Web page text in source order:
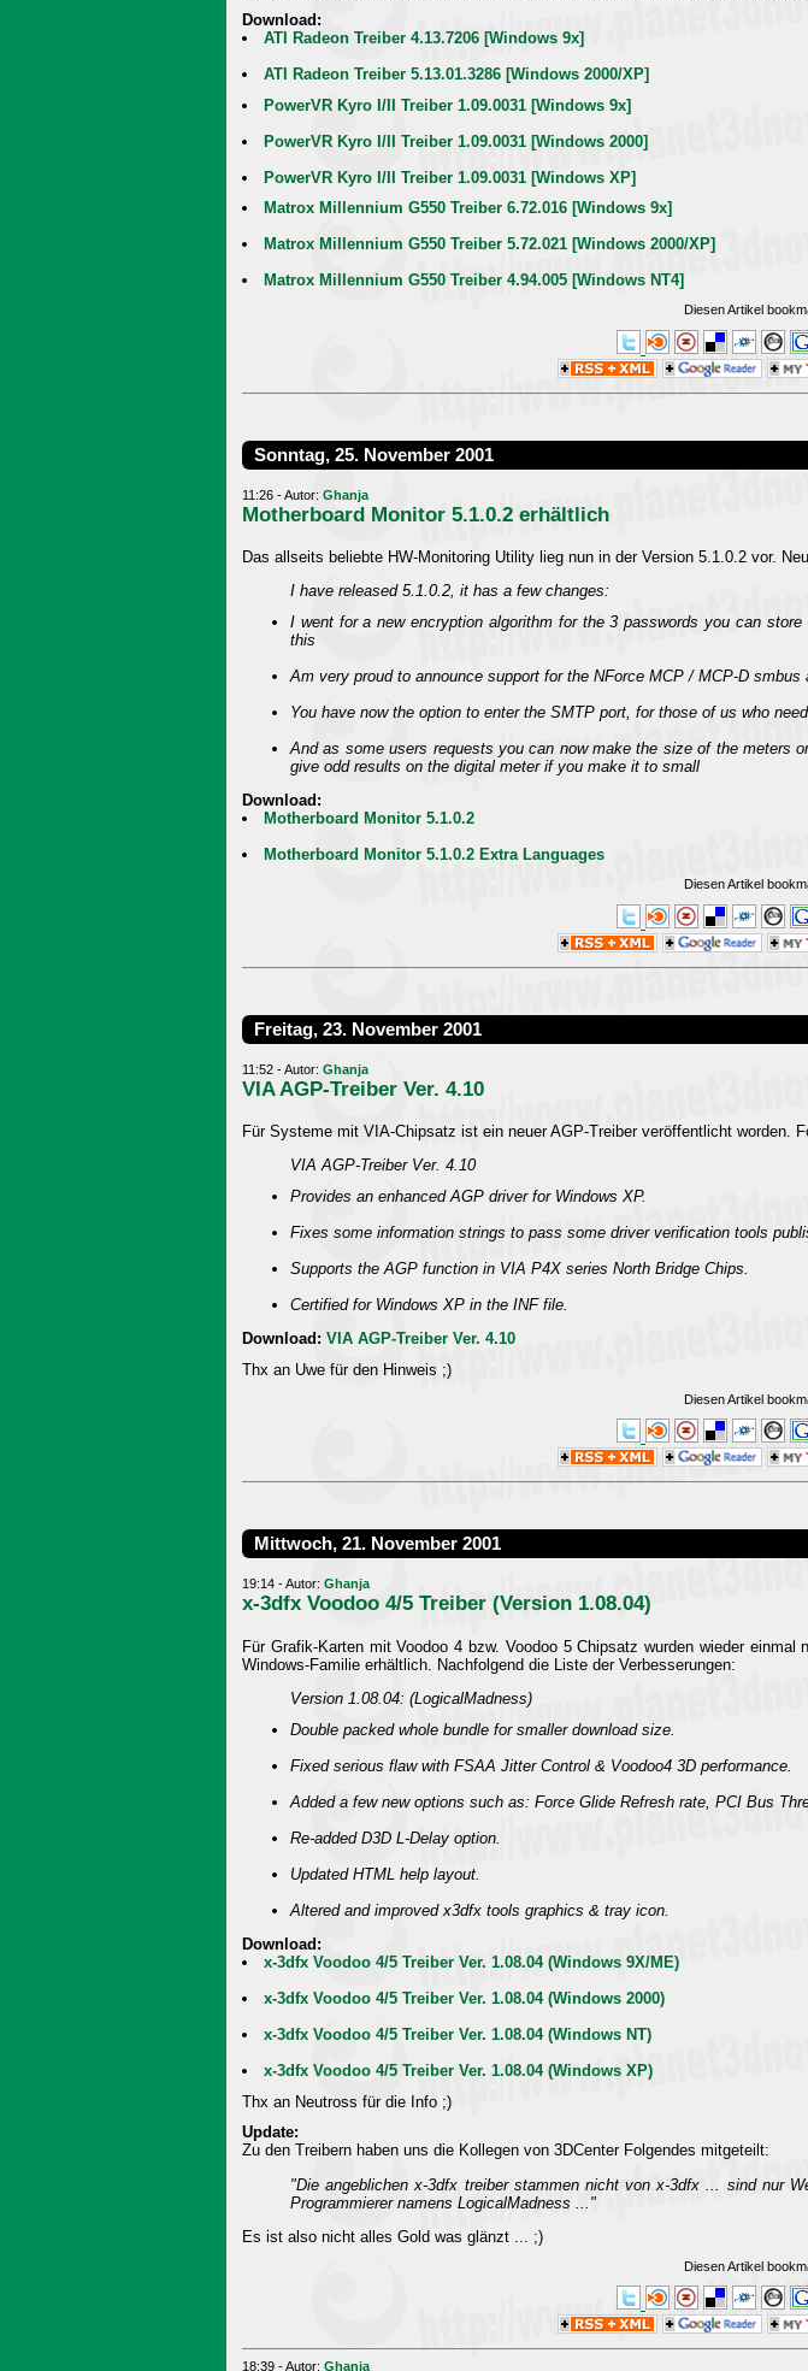
Download:
ATI Radeon Treiber 4.13.7206 [Windows 9x]
ATI Radeon Treiber 5.13.01.3286 [Windows 2000/XP]
PowerVR Kyro I/II Treiber 1.09.0031 [Windows 9x]
PowerVR Kyro I/II Treiber 1.09.0031 [Windows 2000]
PowerVR Kyro I/II Treiber 1.09.0031 [Windows XP]
Matrox Millennium G550 Treiber 6.72.016 [Windows 9x]
Matrox Millennium G550 Treiber 5.72.021 [Windows 2000/XP]
Matrox Millennium G550 Treiber 4.94.005 [Windows NT4]
Diesen Artikel
Sonntag, 25. November 2001
11:26 - Autor: Ghanja
Motherboard Monitor 5.1.0.2 erhältlich
Das allseits beliebte HW-Monitoring Utility lieg nun in der Version 5.1.0.2 vor.
I have released 5.1.0.2, it has a few changes:
I went for a new encryption algorithm for the 3 passwords you can
this
Am very proud to announce support for the NForce MCP / MCP-D smbus
You have now the option to enter the SMTP port, for those of us who
And as some users requests you can now make the size of the meters
give odd results on the digital meter if you make it to small
Download:
Motherboard Monitor 5.1.0.2
Motherboard Monitor 5.1.0.2 Extra Languages
Diesen Artikel
Freitag, 23. November 2001
11:52 - Autor: Ghanja
VIA AGP-Treiber Ver. 4.10
Für Systeme mit VIA-Chipsatz ist ein neuer AGP-Treiber veröffentlicht worden.
VIA AGP-Treiber Ver. 4.10
Provides an enhanced AGP driver for Windows XP.
Fixes some information strings to pass some driver verification tools
Supports the AGP function in VIA P4X series North Bridge Chips.
Certified for Windows XP in the INF file.
Download: VIA AGP-Treiber Ver. 4.10
Thx an Uwe für den Hinweis ;)
Diesen Artikel
Mittwoch, 21. November 2001
19:14 - Autor: Ghanja
x-3dfx Voodoo 4/5 Treiber (Version 1.08.04)
Für Grafik-Karten mit Voodoo 4 bzw. Voodoo 5 Chipsatz wurden wieder
Windows-Familie erhältlich. Nachfolgend die Liste der Verbesserungen:
Version 1.08.04: (LogicalMadness)
Double packed whole bundle for smaller download size.
Fixed serious flaw with FSAA Jitter Control & Voodoo4 3D performance.
Added a few new options such as: Force Glide Refresh rate, PCI Bus
Re-added D3D L-Delay option.
Updated HTML help layout.
Altered and improved x3dfx tools graphics & tray icon.
Download:
x-3dfx Voodoo 4/5 Treiber Ver. 1.08.04 (Windows 9X/ME)
x-3dfx Voodoo 4/5 Treiber Ver. 1.08.04 (Windows 2000)
x-3dfx Voodoo 4/5 Treiber Ver. 1.08.04 (Windows NT)
x-3dfx Voodoo 4/5 Treiber Ver. 1.08.04 (Windows XP)
Thx an Neutross für die Info ;)
Update:
Zu den Treibern haben uns die Kollegen von 3DCenter Folgendes mitgeteilt:
"Die angeblichen x-3dfx treiber stammen nicht von x-3dfx ... sind nur
Programmierer namens LogicalMadness ..."
Es ist also nicht alles Gold was glänzt ... ;)
Diesen Artikel
18:39 - Autor: Ghanja